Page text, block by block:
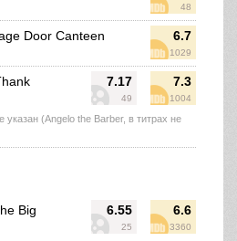
48
6.7
1029
Door Canteen
7.17
49
7.3
1004
указан (Angelo the Barber, в титрах не
6.55
25
6.6
3360
Big